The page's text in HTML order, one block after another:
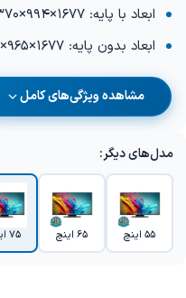
ابعاد با پایه: 1677×994×370 میلی‌متر
ابعاد بدون پایه: 1677×965×30.9 میلی‌متر
مشاهده ویژگی‌های کامل
مدل‌های دیگر:
55 اینچ 65 اینچ 75 اینچ